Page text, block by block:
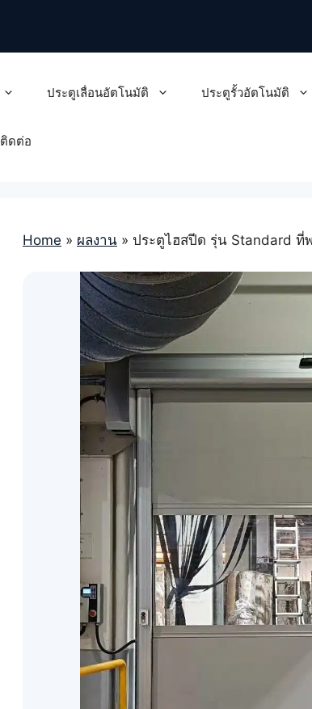
ประตูเลื่อนอัตโนมัติ ประตูรั้วอัตโนมัติ
ติดต่อ
Home » ผลงาน » ประตูไฮสปีด รุ่น Standard ที่